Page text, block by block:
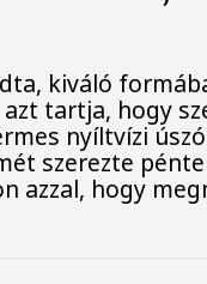
kiváló
tartja, hogy
nyíltvízi
szerezte
azzal, hogy